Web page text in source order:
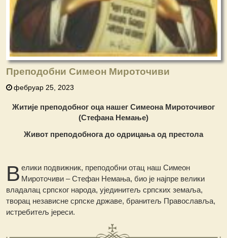
Преподобни Симеон Мироточиви
фебруар 25, 2023
Житије преподобног оца нашег Симеона Мироточивог
(Стефана Немање)
Живот преподобнога до одрицања од престола
В елики подвижник, преподобни отац наш Симеон
Мироточиви – Стефан Немања, био је најпре велики
владалац српског народа, ујединитељ српских земаља,
творац независне српске државе, бранитељ Православља,
истребитељ јереси.